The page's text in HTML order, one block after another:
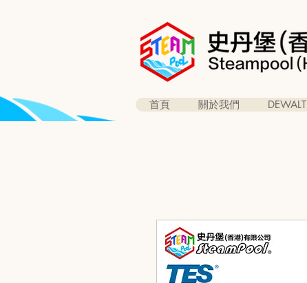
首頁 關於我們 DEWALT